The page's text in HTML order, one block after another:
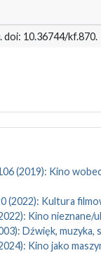
doi: 10.36744/kf.870.
(2019): Kino
(2022): Kultura
Kino nieznane/
Dźwięk, muzyka,
Kino jako